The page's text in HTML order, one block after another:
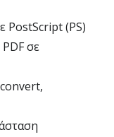
PostScript (PS)
σε